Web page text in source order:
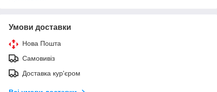
Умови доставки
Нова Пошта
Самовивіз
Доставка кур'єром